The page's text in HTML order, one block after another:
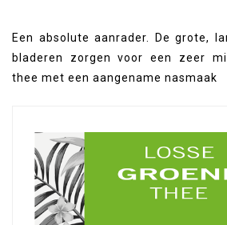
Een absolute aanrader. De grote,
bladeren zorgen voor een zeer
thee met een aangename nasmaak